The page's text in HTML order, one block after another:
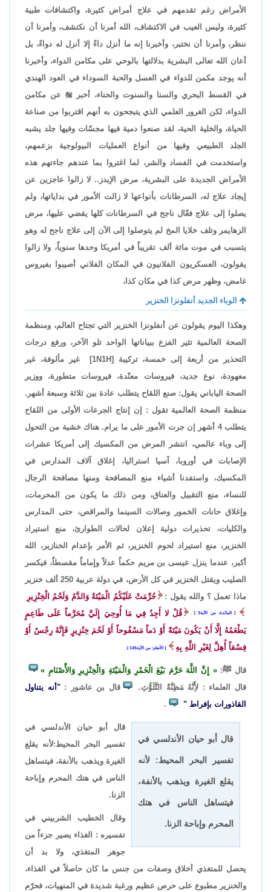
الأمراض رغم تقدمهم في علاج أمراض كثيرة، واكتشافات طبية
كثيرة، وليس العيب في الاكتشاف، الله أمرنا أن نكتشف، وأمرنا أن
ننظر، وأمرنا أن نختبر، وأخبرنا إنه ما أنزل داءً إلا أنزل له دواءً، بل
أعان الله تعالى البشرية بدلالتها بالوحي على مكامن الدواء، وأخبرنا
أنه يوجد مكمن للدواء في العسل والحبة السوداء في العود الهندي
في القسط البحري والسنا والسنوت والحناء، أخبر عن مكامن
الدواء، لكن الغرور العلمي الذي يتبجحون به أنهم اقتربوا من صناعة
الحياة، والخلية الحية، لقد صنعوا دمية فيها مجسّات وفيها جلد يشبه
الجلد الطبيعي وفيها من أنواع العمليات البيولوجية بزعمهم،
واستخدمت في الفساد والشر، لما اغتروا بما عندهم جاءتهم هذه
الأمراض الجديدة على البشرية، مرض الإيدز.. لا زالوا عاجزين عن
إيجاد علاج له، السرطانات بأنواعها لا زالت الأمور في بداياتها، ولم
يصلوا إلى علاج فعّال ناجح في السرطانات كلها يقضي عليها، مرض
الزهايمر وتلف خلايا المخ لم يتوصلوا إلى الآن إلى علاج ناجح له وهو
يتسبب في موت مائة ألف تقريباً في أمريكا وحدها سنوياً، ولا زالوا
يقولون، العسكريون الفلانيون في المكان الفلاني أصيبوا بفيروس
غامض، وظهر مرض كذا في مكان كذا،
الوباء الجديد أنفلونزا الخنزير
وهكذا اليوم يقولون عن أنفلونزا الخنزير التي تجتاح العالم، ومنظمة
الصحة العالمية تثير الفزع ببياناتها الواحد تلو الآخر، ورفع درجات
التحذير من أربعة إلى خمسة، تركيبة [H
1
N 1] غير مألوفة، غير
معهودة، نوع جديد، فيروسات معنّدة، فيروسات متطورة، ووزير
الصحة الياباني يقول: صنع اللقاح يتطلب عادة بين ثلاثة وسبعة أشهر.
منظمة الصحة العالمية تقول : إن إنتاج الجرعات الأولى من اللقاح
يتطلب 4 أشهر إن جرت الأمور على ما يرام. هناك خشية من التحول
إلى وباء عالمي، انتشر المرض من المكسيك إلى أمريكا عشرات
الإصابات في أوروبا، آسيا استراليا، إغلاق آلاف المدارس في
المكسيك، واستفدنا أشياء منع المصافحة ومنها مصافحة الرجال
للنساء، منع التقبيل والعناق، ومن ذلك ما يكون من المحرمات،
وإغلاق حانات الخمور وصالات السينما والمراقص، حتى المدارس
والكليات، تحذيرات دولية إعلان لحالات الطوارئ، منع استيراد
الخنزير، منع استيراد لحوم الخنزير، ثم الأمر بإعدام الخنازير، الله
أكبر، عندما ينزل عيسى بن مريم حكماً عدلاً وإماماً مقسطاً، فيكسر
الصليب ويقتل الخنزير في كل الأرض، في دولة عربية 250 ألف خنزير
ماذا تعمل ؟ والله يقول :
حُرِّمَتْ عَلَيْكُمُ الْمَيْتَةُ وَالدَّمُ وَلَحْمُ الْخِنْزِيرِ
المائدة: من الآية3 .
قُلْ لا أَجِدُ فِي مَا أُوحِيَ إِلَيَّ مُحَرَّماً عَلَى طَاعِمٍ
يَطْعَمُهُ إِلَّا أَنْ يَكُونَ مَيْتَةً أَوْ دَماً مَسْفُوحاً أَوْ لَحْمَ خِنْزِيرٍ فَإِنَّهُ رِجْسٌ أَوْ
فِسْقاً أُهِلَّ لِغَيْرِ اللَّهِ بِهِ
الأنعام: من الآية145
قال ﷺ: إِنَّ اللَّهَ حَرَّمَ بَيْعَ الْخَمْرِ وَالْمَيْتَةِ وَالْخِنْزِيرِ وَالأَْصْنَامِ
قال العلماء : لأَِنَّهُ مَظِنَّةُ التَّلَوُّثِ. قال بن عاشور :"أنه يتناول
القاذورات بإفراط "
.
قال أبو حيان الأندلسي في
تفسير البحر المحيط: لأنه
يقلع الغيرة ويذهب بالأنفة،
فيتساهل الناس في هتك
المحرم وإباحة الزنا.
قال أبو حيان الأندلسي في
تفسير البحر المحيط:لأنه يقلع
الغيرة ويذهب بالأنفة، فيتساهل
الناس في هتك المحرم وإباحة
الزنا.
وقال الخطيب الشربيني في
تفسيره : الغذاء يصير جزءاً من
جوهر المتغذي، ولا بد أن
يحصل للمتغذي أخلاق وصفات من جنس ما كان حاصلاً في الغذاء،
والخنزير مطبوع على حرص عظيم ورغبة شديدة في المنهيات، فحرّم